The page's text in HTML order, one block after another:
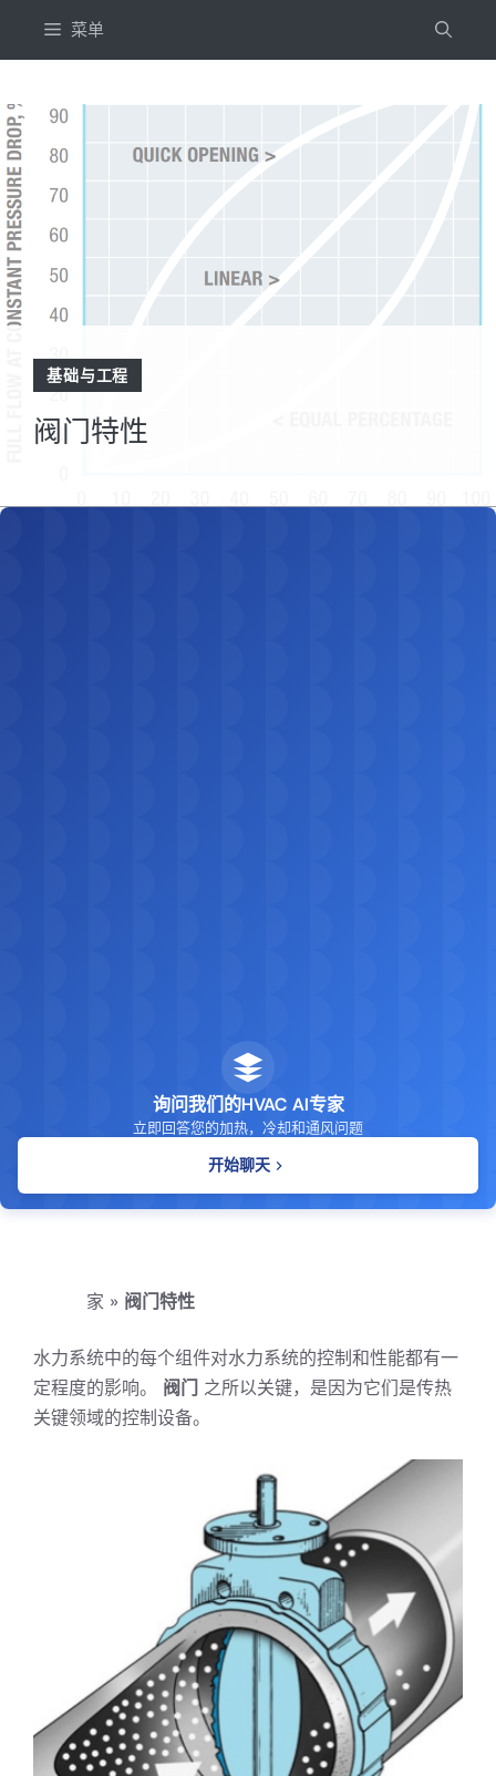
容
菜单
基础与工程
阀门特性
询问我们的HVAC AI专家
立即回答您的加热，冷却和通风问题
开始聊天
家 » 阀门特性
水力系统中的每个组件对水力系统的控制和性能都有一
定程度的影响。 阀门 之所以关键，是因为它们是传热
关键领域的控制设备。